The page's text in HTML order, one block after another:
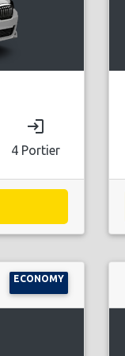
login
4 Portier
ECONOMY